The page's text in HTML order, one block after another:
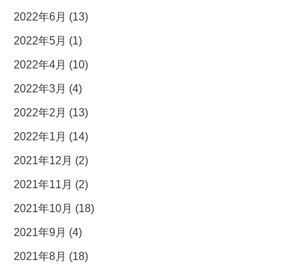
2022年6月 (13)
2022年5月 (1)
2022年4月 (10)
2022年3月 (4)
2022年2月 (13)
2022年1月 (14)
2021年12月 (2)
2021年11月 (2)
2021年10月 (18)
2021年9月 (4)
2021年8月 (18)